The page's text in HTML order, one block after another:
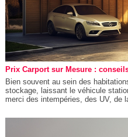
Prix Carport sur Mesure :
Bien souvent au sein des
stockage, laissant le véhicule
merci des intempéries, des UV, de